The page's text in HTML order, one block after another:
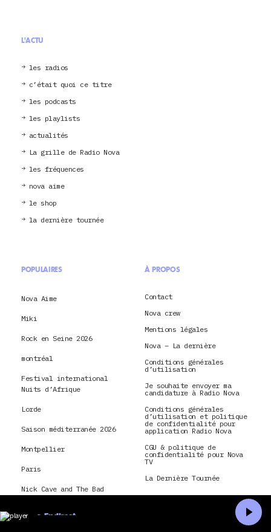
L'ACTU
les radios
c’était quoi ce titre
les podcasts
les playlists
actualités
La grille de Radio Nova
les fréquences
nova aime
le shop
la dernière tournée
POPULAIRES
Nova Aime
Miki
Rock en Seine 2026
montréal
Festival international
Nuits d’Afrique
Lorde
Saison méditerranée 2026
Montpellier
Paris
Nick Cave and The Bad
À PROPOS
Contact
Nova crew
Mentions légales
Nova – La dernière
Conditions générales
d’utilisation
Je souhaite envoyer ma
candidature à Radio Nova
Conditions générales
d’utilisation et politique
de confidentialité pour
application Radio Nova
CGU & politique de
confidentialité pour Nova
TV
La Dernière Tournée
En direct